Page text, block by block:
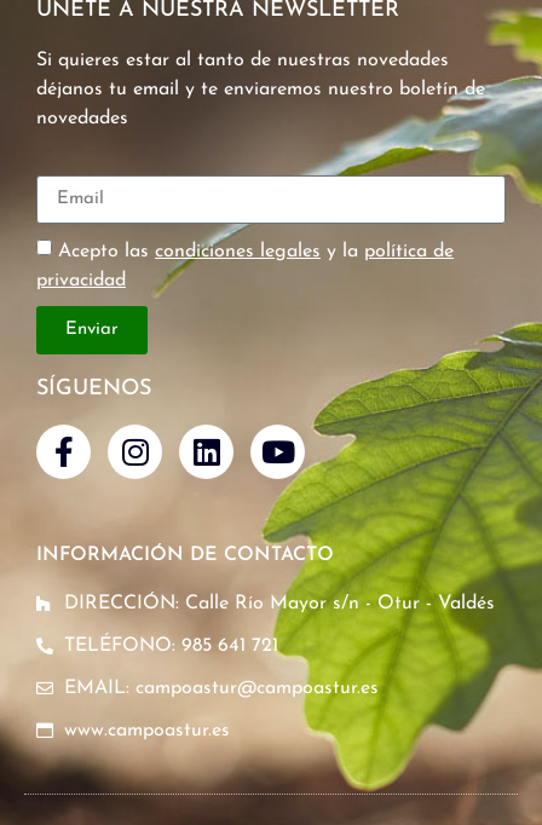
ÚNETE A NUESTRA NEWSLETTER
Si quieres estar al tanto de nuestras novedades
déjanos tu email y te enviaremos nuestro boletín de
novedades
Acepto las condiciones legales y la política de
privacidad
Enviar
SÍGUENOS
INFORMACIÓN DE CONTACTO
DIRECCIÓN: Calle Río Mayor s/n - Otur - Valdés
TELÉFONO: 985 641 721
EMAIL: campoastur@campoastur.es
www.campoastur.es